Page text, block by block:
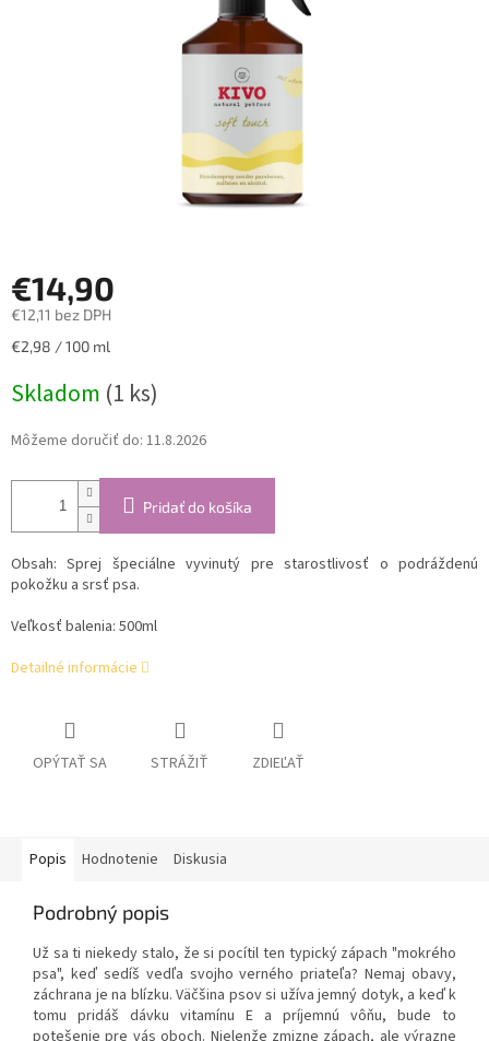
€14,90
€12,11 bez DPH
Jednotková
€2,98 / 100 ml
Skladom (1 ks)
Môžeme doručiť do: 11.8.2026
Pridať do košíka
Obsah: Sprej špeciálne vyvinutý pre starostlivosť o podráždenú
pokožku a srsť psa.
Veľkosť balenia: 500ml
Detailné informácie
OPÝTAŤ SA STRÁŽIŤ ZDIEĽAŤ
Popis Hodnotenie Diskusia
Podrobný popis
Už sa ti niekedy stalo, že si pocítil ten typický zápach "mokrého
psa", keď sedíš vedľa svojho verného priateľa? Nemaj obavy,
záchrana je na blízku. Väčšina psov si užíva jemný dotyk, a keď k
tomu pridáš dávku vitamínu E a príjemnú vôňu, bude to